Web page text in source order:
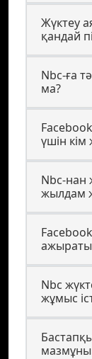
Жүктеу
қандай
Nbc-ға
ма?
үшін
Nbc-нан
жылдам
Nbc
жұмыс